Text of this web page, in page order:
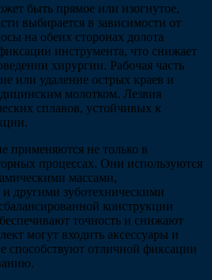
быть прямое или изогнутое,
выбирается в зависимости от
на обеих сторонах долота
инструмента, что снижает
хирургии. Рабочая часть
или удаление острых краев и
молотком. Лезвия
сплавов, устойчивых к
применяются не только в
процессах. Они используются
массами,
другими зуботехническими
конструкции
точность и снижают
могут входить аксессуары и
способствуют отличной фиксации